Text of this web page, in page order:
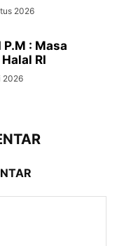
2026
: Masa
RI
2026